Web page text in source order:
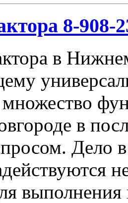
8-908-
в
в
Дело
выполнения